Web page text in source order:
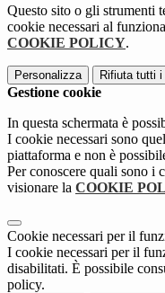
Questo sito o gli strumenti
cookie necessari al
COOKIE POLICY.
Personalizza Rifiuta tutti i
Gestione cookie
In questa schermata è
I cookie necessari sono
piattaforma e non è
Per conoscere quali sono i
visionare la COOKIE
Cookie necessari per il
I cookie necessari per il
disabilitati. È possibile
policy.